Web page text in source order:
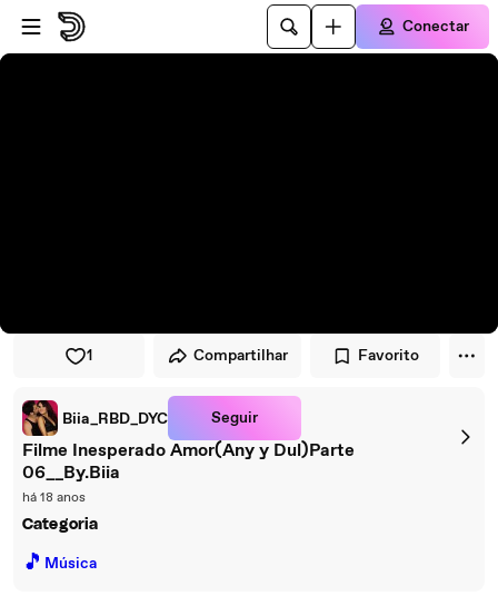
Pular para o player
Ir para o conteúdo principal
Conectar
1 Compartilhar Favorito
Biia_RBD_DYC Seguir
Filme Inesperado Amor(Any y Dul)Parte
06__By.Biia
há 18 anos
Categoria
🎵 Música